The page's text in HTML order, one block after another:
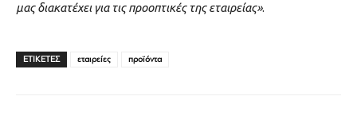
μας διακατέχει για τις προοπτικές της εταιρείας».
ΕΤΙΚΕΤΕΣ εταιρείες προϊόντα